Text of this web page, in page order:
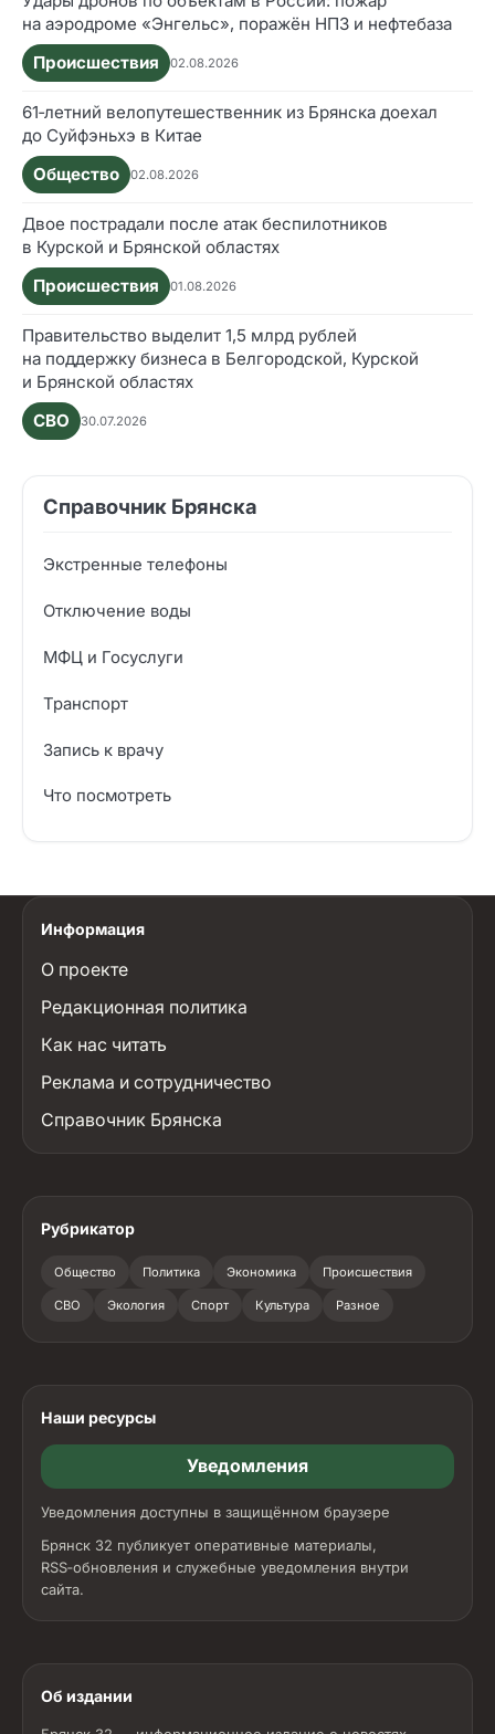
на аэродроме «Энгельс», поражён НПЗ и нефтебаза
Происшествия
02.08.2026
61‑летний велопутешественник из Брянска доехал
до Суйфэньхэ в Китае
Общество
02.08.2026
Двое пострадали после атак беспилотников
в Курской и Брянской областях
Происшествия
01.08.2026
Правительство выделит 1,5 млрд рублей
на поддержку бизнеса в Белгородской, Курской
и Брянской областях
СВО
30.07.2026
Справочник Брянска
Экстренные телефоны
Отключение воды
МФЦ и Госуслуги
Транспорт
Запись к врачу
Что посмотреть
Информация
О проекте
Редакционная политика
Как нас читать
Реклама и сотрудничество
Справочник Брянска
Рубрикатор
Общество Политика Экономика Происшествия
СВО Экология Спорт Культура Разное
Наши ресурсы
Уведомления
Уведомления доступны в защищённом браузере
Брянск 32 публикует оперативные материалы,
RSS‑обновления и служебные уведомления внутри
сайта.
Об издании